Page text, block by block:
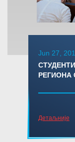
Jun 27,
РЕГИОНА
Детаљније